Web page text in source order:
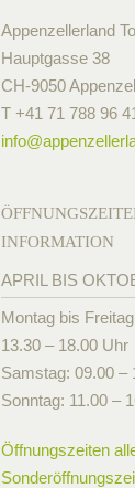
Appenzellerland
Hauptgasse 38
CH-9050
T +41 71 788 96 41
info@
INFORMATION
APRIL BIS
Montag bis
13.30 – 18.00 Uhr
Samstag: 09.00 –
Sonntag: 11.00 –
Öffnungszeiten